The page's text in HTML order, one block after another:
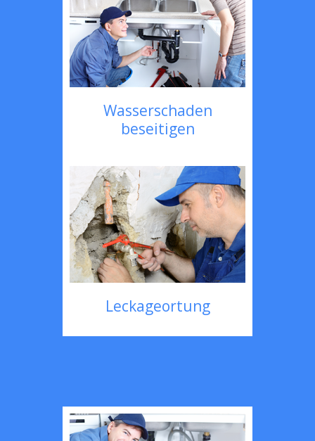
Wasserschaden
beseitigen
Leckageortung